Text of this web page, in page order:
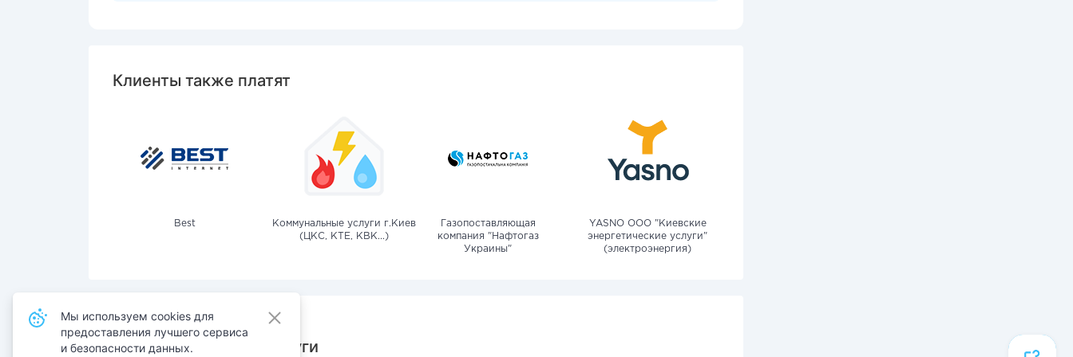
Клиенты также платят
Best
Коммунальные услуги г.Киев
(ЦКС, КТЕ, КВК...)
Газопоставляющая
компания "Нафтогаз
Украины"
YASNO OOO "Киевские
энергетические услуги"
(электроэнергия)
Также оплачивают услуги
Мы используем cookies для
предоставления лучшего сервиса
и безопасности данных.